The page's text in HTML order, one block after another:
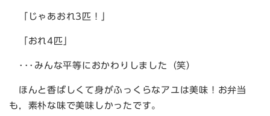
「じゃあおれ3匹！」
「おれ4匹」
･･･みんな平等におかわりしました（笑）
ほんと香ばしくて身がふっくらなアユは美味！お弁当
も，素朴な味で美味しかったです。